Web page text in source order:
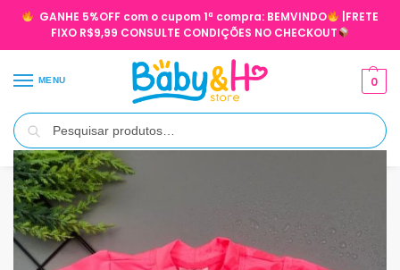
GANHE 5%OFF com o cupom 1ª compra: BEMVINDO
|FRETE
FIXO R$9,99 CONSULTE CONDIÇÕES NO CHECKOUT
MENU
Pesquisar
0
Início / VERÃO / MENINA 0 À 3 ANOS VERÃO